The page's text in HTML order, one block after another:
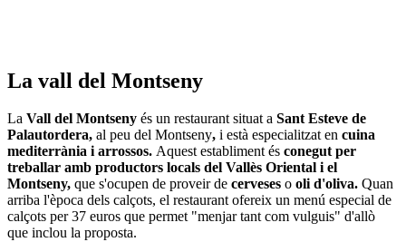
La vall del Montseny
La Vall del Montseny és un restaurant situat a Sant Esteve de
Palautordera, al peu del Montseny, i està especialitzat en cuina
mediterrània i arrossos. Aquest establiment és conegut per
treballar amb productors locals del Vallès Oriental i el
Montseny, que s'ocupen de proveir de cerveses o oli d'oliva. Quan
arriba l'època dels calçots, el restaurant ofereix un menú especial de
calçots per 37 euros que permet "menjar tant com vulguis" d'allò
que inclou la proposta.